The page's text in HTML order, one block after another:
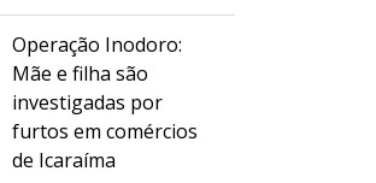
Operação Inodoro:
Mãe e filha são
investigadas por
furtos em comércios
de Icaraíma